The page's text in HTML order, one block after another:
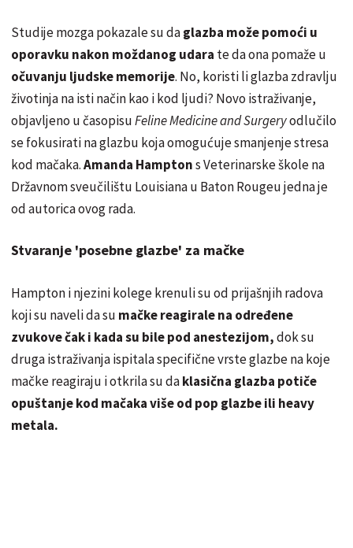
Studije mozga pokazale su daglazba može pomoći u
oporavku nakon moždanog udara te da ona pomaže u
očuvanju ljudske memorije. No, koristi li glazba zdravlju
životinja na isti način kao i kod ljudi? Novo istraživanje,
objavljeno u časopisuFeline Medicine and Surgeryodlučilo
se fokusirati na glazbu koja omogućuje smanjenje stresa
kod mačaka.Amanda Hamptons Veterinarske škole na
Državnom sveučilištu Louisiana u Baton Rougeu jedna je
od autorica ovog rada.
Stvaranje 'posebne glazbe' za mačke
Hampton i njezini kolege krenuli su od prijašnjih radova
koji su naveli da su mačke reagirale na određene
zvukove čak i kada su bile pod anestezijom,dok su
druga istraživanja ispitala specifične vrste glazbe na koje
mačke reagiraju i otkrila su daklasična glazba potiče
opuštanje kod mačaka više od pop glazbe ili heavy
metala.